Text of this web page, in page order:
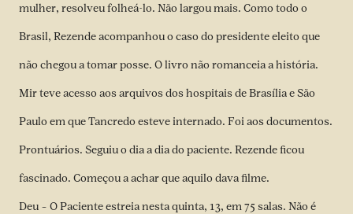
mulher, resolveu folheá-lo. Não largou mais. Como todo o
Brasil, Rezende acompanhou o caso do presidente eleito que
não chegou a tomar posse. O livro não romanceia a história.
Mir teve acesso aos arquivos dos hospitais de Brasília e São
Paulo em que Tancredo esteve internado. Foi aos documentos.
Prontuários. Seguiu o dia a dia do paciente. Rezende ficou
fascinado. Começou a achar que aquilo dava filme.
Deu – O Paciente estreia nesta quinta, 13, em 75 salas. Não é